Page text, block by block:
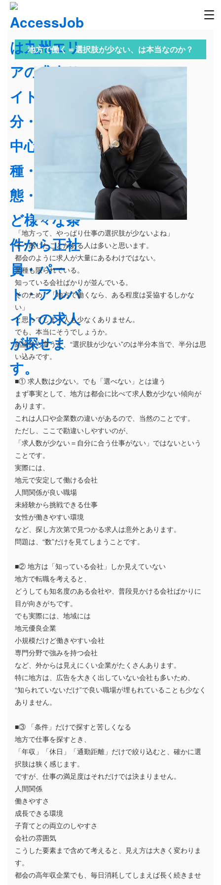
地方で働く＝選択肢が少ない、は本当なのか？
「地方って、やっぱり仕事の選択肢が少ないよね」
そう感じたことがある人は多いと思います。
都会のように求人が大量にあるわけではない。
業種も限られている。
知っている会社ばかりが並んでいる。
そのため、「地方で働くなら、ある程度は妥協するしかな
い」
と思ってしまう人も少なくありません。
でも、本当にそうでしょうか。
結論から言うと、“選択肢が少ない”のは半分本当で、半分は思
い込みです。
■① 求人数は少ない。でも「選べない」とは違う
まず事実として、地方は都会に比べて求人数が少ない傾向が
あります。
これは人口や企業数の違いがあるので、当然のことです。
ただし、ここで勘違いしやすいのが、
「求人数が少ない＝自分に合う仕事がない」ではないという
ことです。
実際には、
地元で安定して働ける会社
人間関係が良い職場
未経験から挑戦できる仕事
女性が働きやすい環境
など、探し方次第で見つかる求人は意外とあります。
問題は、“数”だけを見てしまうことです。
■② 地方は「知っている会社」しか見えていない
地方で転職を考えると、
どうしても知名度のある会社や、普段見かける会社ばかりに
目が向きがちです。
でも実際には、地域には
地元優良企業
小規模だけど働きやすい会社
専門分野で強みを持つ会社
など、外からは見えにくい企業がたくさんあります。
特に地方は、広告を大きく出していない会社も多いため、
“知られていないだけ”で良い職場が埋もれていることも少なく
ありません。
■③ 「条件」だけで探すと苦しくなる
地方で仕事を探すとき、
「年収」「休日」「通勤距離」だけで絞り込むと、確かに選
択肢は狭く感じます。
ですが、仕事の満足度はそれだけでは決まりません。
人間関係
働きやすさ
成長できる環境
子育てとの両立のしやすさ
会社の雰囲気
こうした要素まで含めて考えると、見え方は大きく変わりま
す。
都会の高年収企業でも、毎日消耗してしまえば長く続きませ